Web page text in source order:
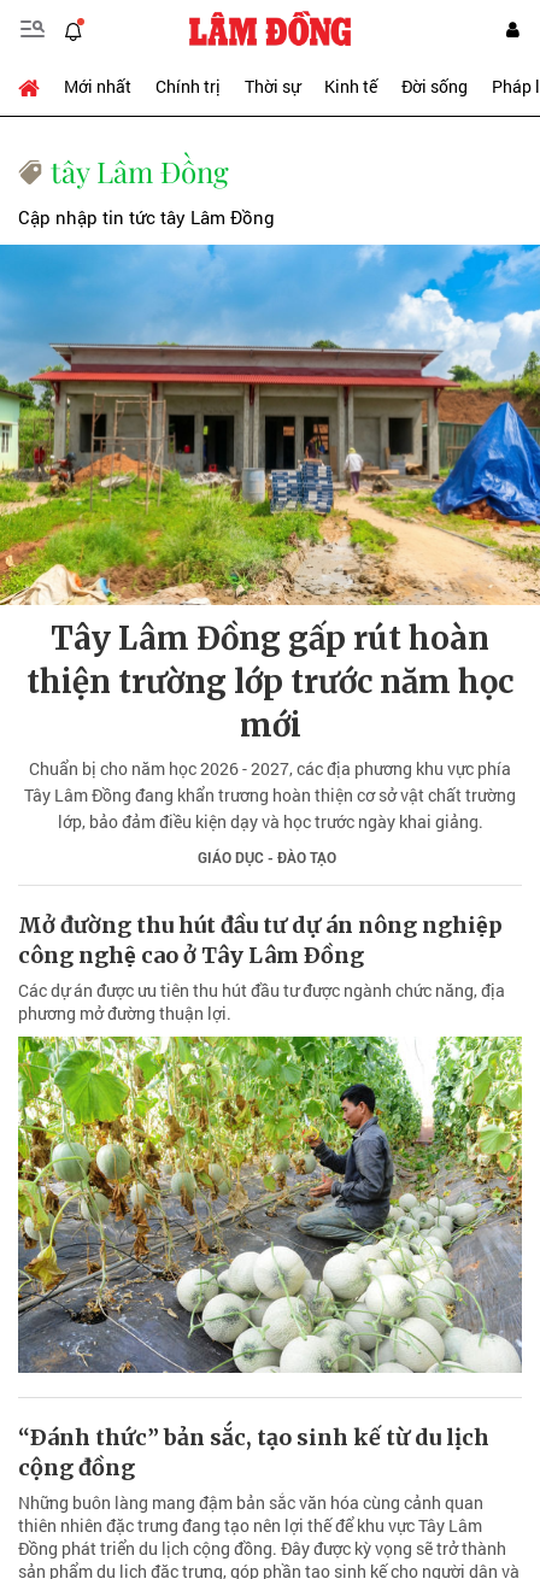
Mới nhất Chính trị Thời sự Kinh tế Đời sống Pháp
tây Lâm Đồng
Cập nhập tin tức tây Lâm Đồng
Tây Lâm Đồng gấp rút hoàn
thiện trường lớp trước năm học
mới
Chuẩn bị cho năm học 2026 - 2027, các địa phương khu vực phía
Tây Lâm Đồng đang khẩn trương hoàn thiện cơ sở vật chất trường
lớp, bảo đảm điều kiện dạy và học trước ngày khai giảng.
GIÁO DỤC - ĐÀO TẠO
Mở đường thu hút đầu tư dự án nông nghiệp
công nghệ cao ở Tây Lâm Ðồng
Các dự án được ưu tiên thu hút đầu tư được ngành chức năng, địa
phương mở đường thuận lợi.
“Ðánh thức” bản sắc, tạo sinh kế từ du lịch
cộng đồng
Những buôn làng mang đậm bản sắc văn hóa cùng cảnh quan
thiên nhiên đặc trưng đang tạo nên lợi thế để khu vực Tây Lâm
Đồng phát triển du lịch cộng đồng. Đây được kỳ vọng sẽ trở thành
sản phẩm du lịch đặc trưng, góp phần tạo sinh kế cho người dân và